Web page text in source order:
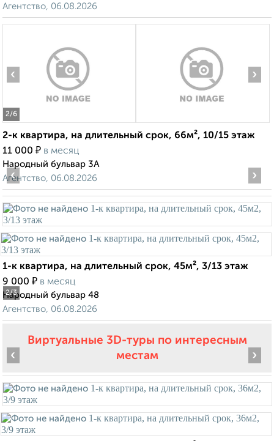
Агентство, 06.08.2026
2/6
‹ ›
2-к квартира, на длительный срок, 66м², 10/15 этаж
11 000 ₽ в месяц
Народный бульвар 3А
Агентство, 06.08.2026
2/3
‹ ›
1-к квартира, на длительный срок, 45м², 3/13 этаж
9 000 ₽ в месяц
Народный бульвар 48
Агентство, 06.08.2026
Виртуальные 3D-туры по интересным
местам
‹ ›